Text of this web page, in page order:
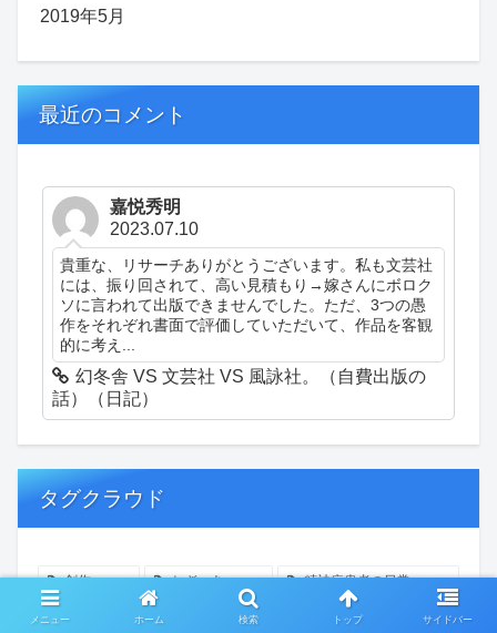
2019年5月
最近のコメント
嘉悦秀明
2023.07.10
貴重な、リサーチありがとうございます。私も文芸社
には、振り回されて、高い見積もり→嫁さんにボロク
ソに言われて出版できませんでした。ただ、3つの愚
作をそれぞれ書面で評価していただいて、作品を客観
的に考え...
幻冬舎 VS 文芸社 VS 風詠社。（自費出版の
話）（日記）
タグクラウド
創作 おぎゃあ 精神病患者の日常
ちょっと頭冷やそうか 一回休み ついカッとなった
メニュー ホーム 検索 トップ サイドバー